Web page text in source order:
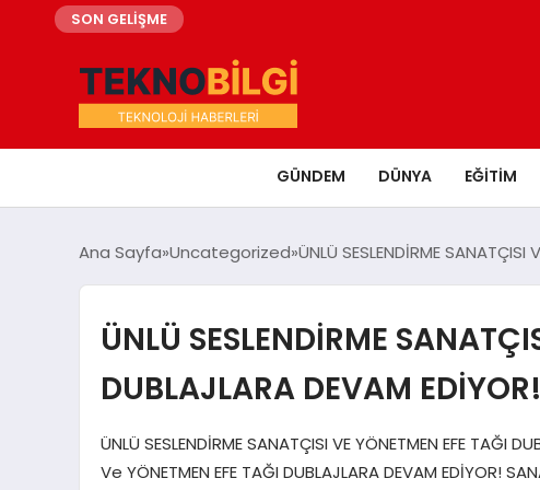
SON GELİŞME
GÜNDEM DÜNYA EĞITIM
Ana Sayfa Uncategorized ÜNLÜ SESLENDİRME SANATÇISI
ÜNLÜ SESLENDİRME
DUBLAJLARA DEVAM EDİYOR!
ÜNLÜ SESLENDİRME SANATÇISI VE YÖNETMEN EFE TAĞI
Ve YÖNETMEN EFE TAĞI DUBLAJLARA DEVAM EDİYOR!